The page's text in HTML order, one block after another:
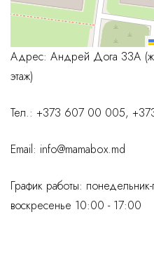
Адрес: Андрей Дога 33А
этаж)
Тел.: +373 607 00 005,
Email: info@mamabox.md
График работы:
воскресенье 10:00 - 17:00